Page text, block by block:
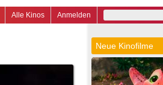
Anmelden
Alle Kinos
Neue Kinofilme